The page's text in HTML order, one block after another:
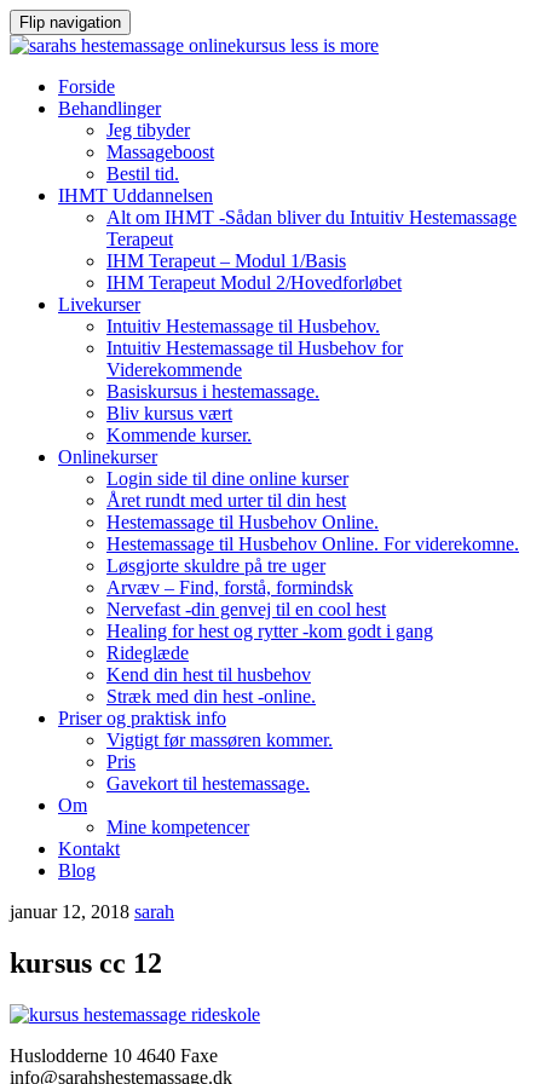
Flip navigation
VidereForside
Behandlinger
Jeg tibyder
Massageboost
Bestil tid.
IHMT Uddannelsen
Alt om IHMT -Sådan bliver du Intuitiv Hestemassage
Terapeut
IHM Terapeut – Modul 1/Basis
IHM Terapeut Modul 2/Hovedforløbet
Livekurser
Intuitiv Hestemassage til Husbehov.
Intuitiv Hestemassage til Husbehov for
Viderekommende
Basiskursus i hestemassage.
Bliv kursus vært
Kommende kurser.
Onlinekurser
Login side til dine online kurser
Året rundt med urter til din hest
Hestemassage til Husbehov Online.
Hestemassage til Husbehov Online. For viderekomne.
Løsgjorte skuldre på tre uger
Arvæv – Find, forstå, formindsk
Nervefast -din genvej til en cool hest
Healing for hest og rytter -kom godt i gang
Rideglæde
Kend din hest til husbehov
Stræk med din hest -online.
Priser og praktisk info
Vigtigt før massøren kommer.
Pris
Gavekort til hestemassage.
Om
Mine kompetencer
Kontakt
Blog
januar 12, 2018 sarah
kursus cc 12
Huslodderne 10 4640 Faxe
info@sarahshestemassage.dk